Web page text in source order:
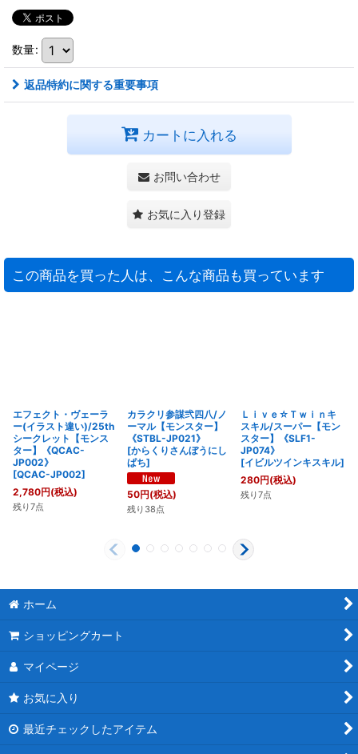
数量:
返品特約に関する重要事項
カートに入れる
お問い合わせ
お気に入り登録
この商品を買った人は、こんな商品も買っています
エフェクト・ヴェーラ
ー(イラスト違い)/25th
シークレット【モンス
ター】《QCAC-
JP002》
[QCAC-JP002]
2,780円(税込)
残り7点
カラクリ参謀弐四八/ノ
ーマル【モンスター】
《STBL-JP021》
[からくりさんぼうにし
ぱち]
50円(税込)
残り38点
Ｌｉｖｅ☆Ｔｗｉｎキ
スキル/スーパー【モン
スター】《SLF1-
JP074》
[イビルツインキスキル]
280円(税込)
残り7点
ホーム
ショッピングカート
マイページ
お気に入り
最近チェックしたアイテム